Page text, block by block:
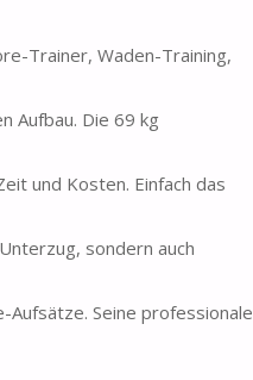
Trainer, Waden-Training,
Aufbau. Die 69 kg
und Kosten. Einfach das
sondern auch
Aufsätze. Seine professionale